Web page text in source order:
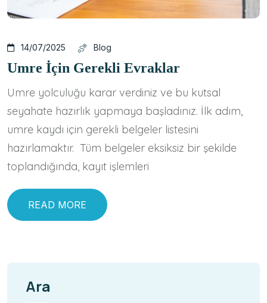
14/07/2025 Blog
Umre İçin Gerekli Evraklar
Umre yolculuğu karar verdiniz ve bu kutsal
seyahate hazırlık yapmaya başladınız. İlk adım,
umre kaydı için gerekli belgeler listesini
hazırlamaktır. Tüm belgeler eksiksiz bir şekilde
toplandığında, kayıt işlemleri
READ MORE
Ara